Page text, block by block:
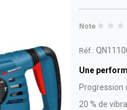
Note
Réf.:
Une
Progression
20 % de